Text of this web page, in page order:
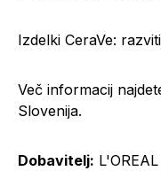
Izdelki CeraVe:
Več informacij
Slovenija.
Dobavitelj: